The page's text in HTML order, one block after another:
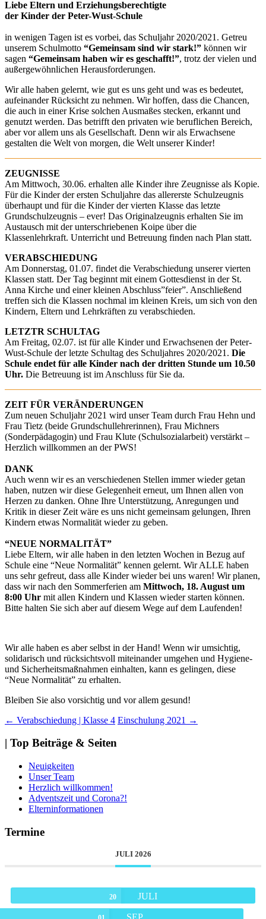
Liebe Eltern und Erziehungsberechtigte
der Kinder der Peter-Wust-Schule
in wenigen Tagen ist es vorbei, das Schuljahr 2020/2021. Getreu
unserem Schulmotto “Gemeinsam sind wir stark!” können wir
sagen “Gemeinsam haben wir es geschafft!”, trotz der vielen und
außergewöhnlichen Herausforderungen.
Wir alle haben gelernt, wie gut es uns geht und was es bedeutet,
aufeinander Rücksicht zu nehmen. Wir hoffen, dass die Chancen,
die auch in einer Krise solchen Ausmaßes stecken, erkannt und
genutzt werden. Das betrifft den privaten wie beruflichen Bereich,
aber vor allem uns als Gesellschaft. Denn wir als Erwachsene
gestalten die Welt von morgen, die Welt unserer Kinder!
ZEUGNISSE
Am Mittwoch, 30.06. erhalten alle Kinder ihre Zeugnisse als Kopie.
Für die Kinder der ersten Schuljahre das allererste Schulzeugnis
überhaupt und für die Kinder der vierten Klasse das letzte
Grundschulzeugnis – ever! Das Originalzeugnis erhalten Sie im
Austausch mit der unterschriebenen Koipe über die
Klassenlehrkraft. Unterricht und Betreuung finden nach Plan statt.
VERABSCHIEDUNG
Am Donnerstag, 01.07. findet die Verabschiedung unserer vierten
Klassen statt. Der Tag beginnt mit einem Gottesdienst in der St.
Anna Kirche und einer kleinen Abschluss”feier”. Anschließend
treffen sich die Klassen nochmal im kleinen Kreis, um sich von den
Kindern, Eltern und Lehrkräften zu verabschieden.
LETZTR SCHULTAG
Am Freitag, 02.07. ist für alle Kinder und Erwachsenen der Peter-
Wust-Schule der letzte Schultag des Schuljahres 2020/2021. Die
Schule endet für alle Kinder nach der dritten Stunde um 10.50
Uhr. Die Betreuung ist im Anschluss für Sie da.
ZEIT FÜR VERÄNDERUNGEN
Zum neuen Schuljahr 2021 wird unser Team durch Frau Hehn und
Frau Tietz (beide Grundschullehrerinnen), Frau Michners
(Sonderpädagogin) und Frau Klute (Schulsozialarbeit) verstärkt –
Herzlich willkommen an der PWS!
DANK
Auch wenn wir es an verschiedenen Stellen immer wieder getan
haben, nutzen wir diese Gelegenheit erneut, um Ihnen allen von
Herzen zu danken. Ohne Ihre Unterstützung, Anregungen und
Kritik in dieser Zeit wäre es uns nicht gemeinsam gelungen, Ihren
Kindern etwas Normalität wieder zu geben.
“NEUE NORMALITÄT”
Liebe Eltern, wir alle haben in den letzten Wochen in Bezug auf
Schule eine “Neue Normalität” kennen gelernt. Wir ALLE haben
uns sehr gefreut, dass alle Kinder wieder bei uns waren! Wir planen,
dass wir nach den Sommerferien am Mittwoch, 18. August um
8:00 Uhr mit allen Kindern und Klassen wieder starten können.
Bitte halten Sie sich aber auf diesem Wege auf dem Laufenden!
Wir alle haben es aber selbst in der Hand! Wenn wir umsichtig,
solidarisch und rücksichtsvoll miteinander umgehen und Hygiene-
und Sicherheitsmaßnahmen einhalten, kann es gelingen, diese
“Neue Normalität” zu erhalten.
Bleiben Sie also vorsichtig und vor allem gesund!
Beitragsnavigation
← Verabschiedung | Klasse 4 Einschulung 2021 →
| Top Beiträge & Seiten
Neuigkeiten
Unser Team
Herzlich willkommen!
Adventszeit und Corona?!
Elterninformationen
Termine
JULI 2026
20 JULI